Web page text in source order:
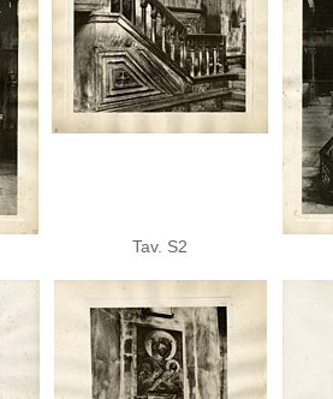
Tav. S2